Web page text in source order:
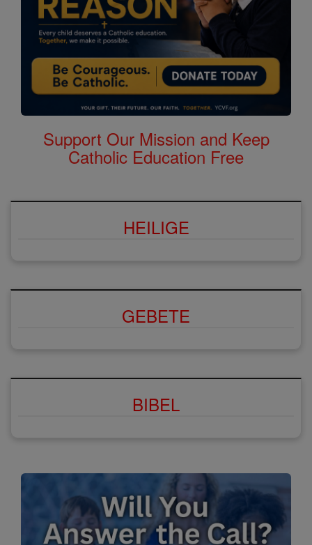
Support Our Mission and Keep
Catholic Education Free
HEILIGE
GEBETE
BIBEL